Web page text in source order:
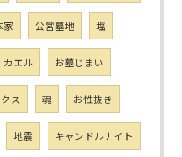
家 公営墓地 塩
カエル お墓じまい
ス 魂 お性抜き
地震 キャンドルナイト